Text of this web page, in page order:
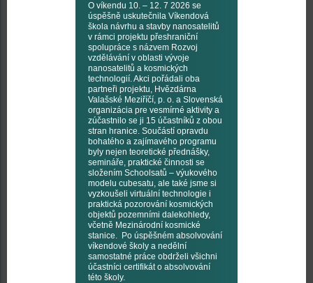
O víkendu 10. – 12. 7 2026 se
úspěšně uskutečnila Víkendová
škola návrhu a stavby nanosatelitů
v rámci projektu přeshraniční
spolupráce s názvem Rozvoj
vzdělávání v oblasti vývoje
nanosatelitů a kosmických
technologií. Akci pořádali oba
partneři projektu, Hvězdárna
Valašské Meziříčí, p. o. a Slovenská
organizácia pre vesmírné aktivity a
zúčastnilo se ji 15 účastníků z obou
stran hranice. Součástí opravdu
bohatého a zajímavého programu
byly nejen teoretické přednášky,
semináře, praktické činnosti se
složením Schoolsatů – výukového
modelu cubesatu, ale také jsme si
vyzkoušeli virtuální technologie i
praktická pozorování kosmických
objektů pozemními dalekohledy,
včetně Mezinárodní kosmické
stanice. Po úspěšném absolvování
víkendové školy a nedělní
samostatné práce obdrželi všichni
účastníci certifikát o absolvování
této školy.